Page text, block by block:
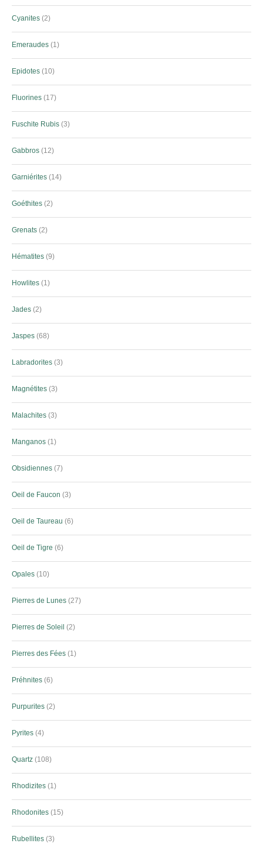
Cyanites 2
Emeraudes 1
Epidotes 10
Fluorines 17
Fuschite Rubis 3
Gabbros 12
Garniérites 14
Goéthites 2
Grenats 2
Hématites 9
Howlites 1
Jades 2
Jaspes 68
Labradorites 3
Magnétites 3
Malachites 3
Manganos 1
Obsidiennes 7
Oeil de Faucon 3
Oeil de Taureau 6
Oeil de Tigre 6
Opales 10
Pierres de Lunes 27
Pierres de Soleil 2
Pierres des Fées 1
Préhnites 6
Purpurites 2
Pyrites 4
Quartz 108
Rhodizites 1
Rhodonites 15
Rubellites 3